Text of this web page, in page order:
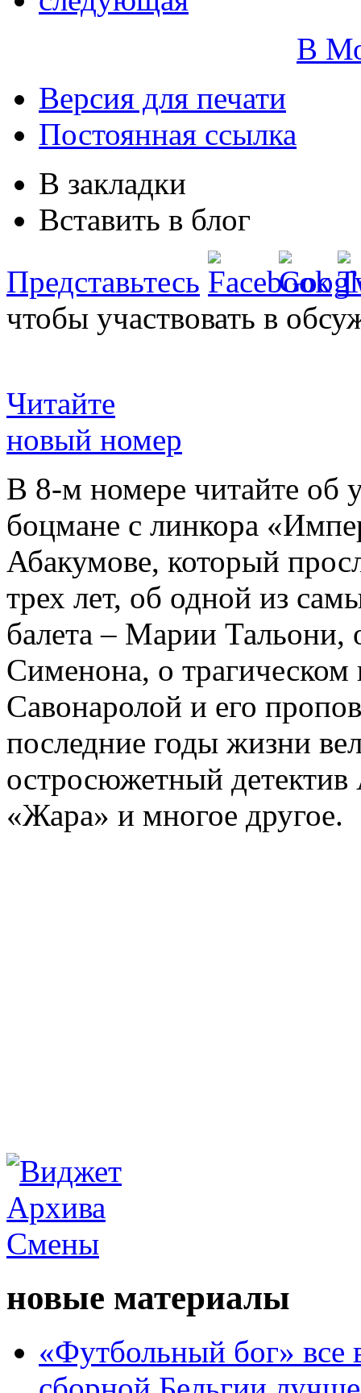
В
Версия для печати
Постоянная ссылка
В закладки
Вставить в блог
Представьтесь
чтобы участвовать в
Читайте
новый номер
В 8-м номере читайте об
боцмане с линкора
Абакумове, который
трех лет, об одной из
балета – Марии
Сименона, о трагическом
Савонаролой и его
последние годы жизни
остросюжетный детектив
«Жара» и многое другое.
новые материалы
«Футбольный бог» все